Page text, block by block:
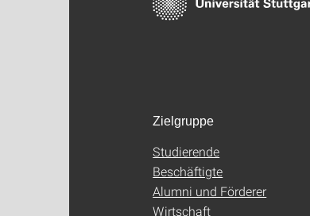
Zielgruppe
Studierende
Beschäftigte
Alumni und Förderer
Wirtschaft